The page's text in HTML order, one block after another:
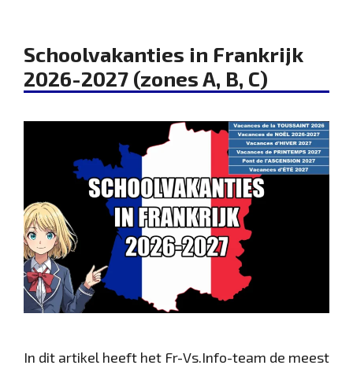
Schoolvakanties in Frankrijk
2026-2027 (zones A, B, C)
In dit artikel heeft het Fr-Vs.Info-team de meest